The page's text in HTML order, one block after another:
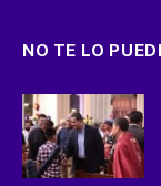
NO TE LO